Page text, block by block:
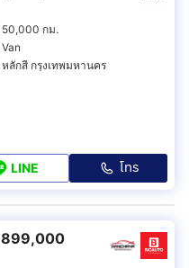
50,000 กม.
Van
หลักสี่ กรุงเทพมหานคร
LINE โทร
899,000